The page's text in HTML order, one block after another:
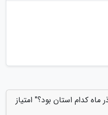
ماه کدام استان بود؟" امتیاز